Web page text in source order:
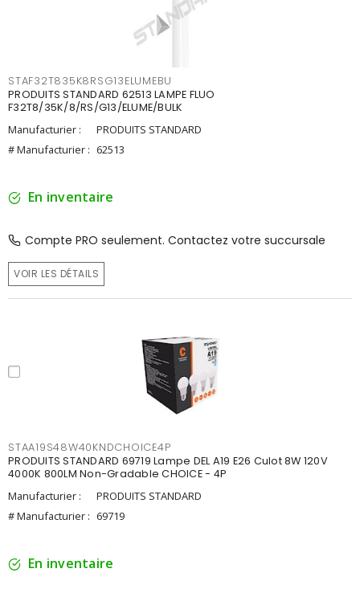
STAF32T835K8RSG13ELUMEBU
PRODUITS STANDARD 62513 LAMPE FLUO
F32T8/35K/8/RS/G13/ELUME/BULK
Manufacturier :
PRODUITS STANDARD
# Manufacturier : 62513
En inventaire
Compte PRO seulement. Contactez votre succursale
VOIR LES DÉTAILS
STAA19S48W40KNDCHOICE4P
PRODUITS STANDARD 69719 Lampe DEL A19 E26 Culot 8W 120V
4000K 800LM Non-Gradable CHOICE - 4P
Manufacturier :
PRODUITS STANDARD
# Manufacturier : 69719
En inventaire